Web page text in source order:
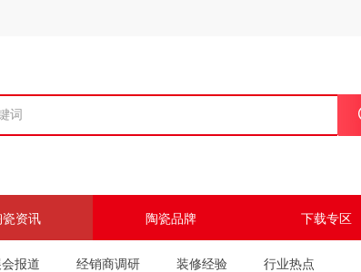
瓷资讯 陶瓷品牌 下载专区
会报道 经销商调研 装修经验 行业热点